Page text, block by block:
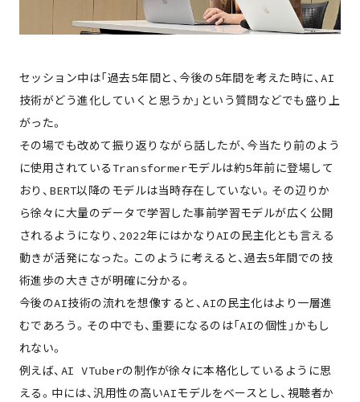
セッション中は「過去5年間と、今後の5年間を考えた時に、AI
技術がどう進化していくと思うか」という質問などでも盛り上
がった。
その場でも改めて振り返りながら話したが、今当たり前のよう
に使用されているTransformerモデルは約5年前に登場して
おり、BERT以降のモデルは当時存在していない。その辺りか
ら徐々に大量のデータで学習した事前学習モデルが広く公開
されるようになり、2022年にはかなりAIの民主化とも言える
動きが活発になった。このように考えると、過去5年間での技
術進歩の大きさが明確に分かる。
今後のAI技術の流れを想像すると、AIの民主化はより一層進
むであろう。その中でも、重要になるのは「AIの個性」かもし
れない。
例えば、AI VTuberの制作が徐々に本格化しているように思
える。中には、汎用性の高いAIモデルをベースとし、視聴者か